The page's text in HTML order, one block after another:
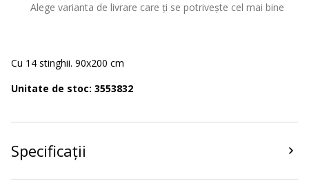
Alege varianta de livrare care ți se potrivește cel mai bine
Cu 14 stinghii. 90x200 cm
Unitate de stoc: 3553832
Specificații